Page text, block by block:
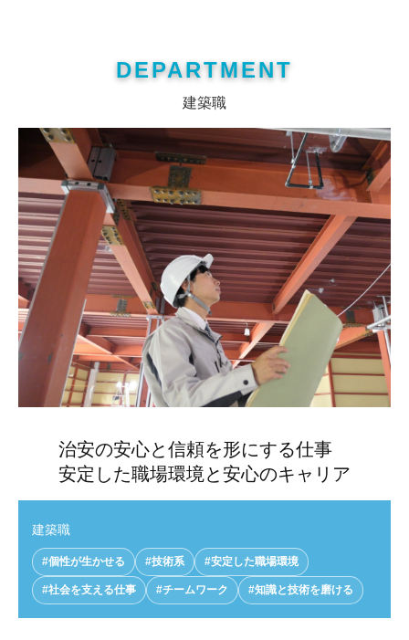
DEPARTMENT
建築職
治安の安心と信頼を形にする仕事
安定した職場環境と安心のキャリア
建築職
#個性が生かせる #技術系 #安定した職場環境
#社会を支える仕事 #チームワーク #知識と技術を磨ける